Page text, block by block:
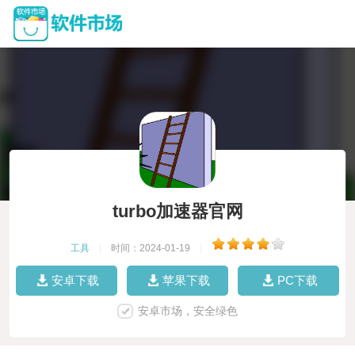
turbo加速器官网
工具 时间：2024-01-19
安卓下载 苹果下载 PC下载
安卓市场，安全绿色